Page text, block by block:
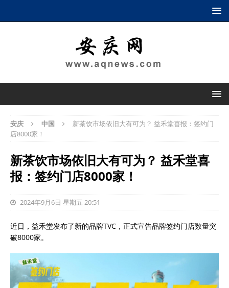
安庆 中国
新茶饮市场依旧大有可为？ 益禾堂喜报：签约门
店8000家！
新茶饮市场依旧大有可为？ 益禾堂喜
报：签约门店8000家！
2024年9月6日 星期五 20:51
近日，益禾堂发布了新的品牌TVC，正式宣告品牌签约门店数量突
破8000家。